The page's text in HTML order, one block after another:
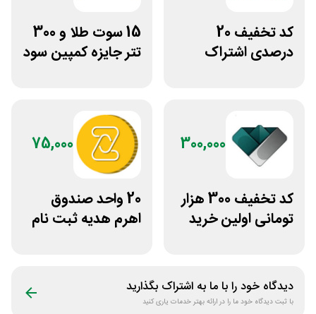
کد تخفیف 20
درصدی اشتراک
15 سوت طلا و 300
تتر جایزه کمپین سود
300,000
کد تخفیف 300 هزار
تومانی اولین خرید
75,000
20 واحد صندوق
اهرم هدیه ثبت نام
دیدگاه خود را با ما به اشتراک بگذارید
با ثبت دیدگاه خود ما را در ارائه بهتر خدمات یاری کنید